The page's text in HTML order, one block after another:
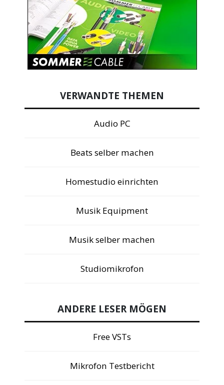
VERWANDTE THEMEN
Audio PC
Beats selber machen
Homestudio einrichten
Musik Equipment
Musik selber machen
Studiomikrofon
ANDERE LESER MÖGEN
Free VSTs
Mikrofon Testbericht